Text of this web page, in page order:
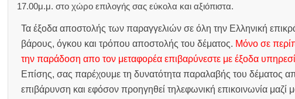
17.00μ.μ. στο χώρο επιλογής σας εύκολα και αξιόπιστα.
Τα έξοδα αποστολής των παραγγελιών σε όλη την Ελληνική
βάρους, όγκου και τρόπου αποστολής του δέματος. Μόνο σε
την παράδοση απο τον μεταφορέα επιβαρύνεστε με έξοδα
Επίσης, σας παρέχουμε τη δυνατότητα παραλαβής του δέματος
επιβάρυνση και εφόσον προηγηθεί τηλεφωνική επικοινωνία μαζί